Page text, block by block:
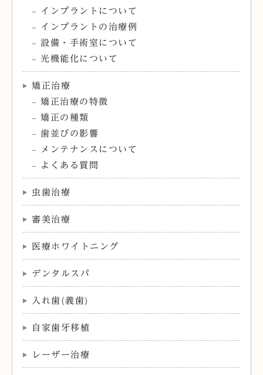
インプラントについて
インプラントの治療例
設備・手術室について
光機能化について
矯正治療
矯正治療の特徴
矯正の種類
歯並びの影響
メンテナンスについて
よくある質問
虫歯治療
審美治療
医療ホワイトニング
デンタルスパ
入れ歯(義歯)
自家歯牙移植
レーザー治療